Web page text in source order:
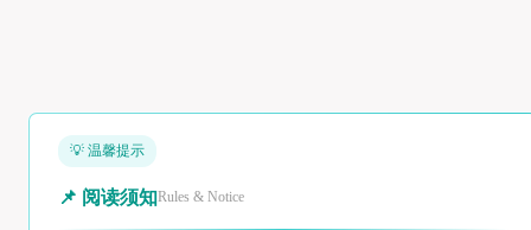
💡 温馨提示
📌 阅读须知Rules & Notice